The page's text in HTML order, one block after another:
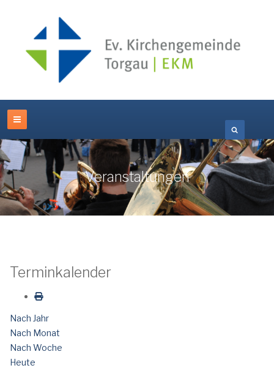
Veranstaltungen
Terminkalender
Nach Jahr
Nach Monat
Nach Woche
Heute